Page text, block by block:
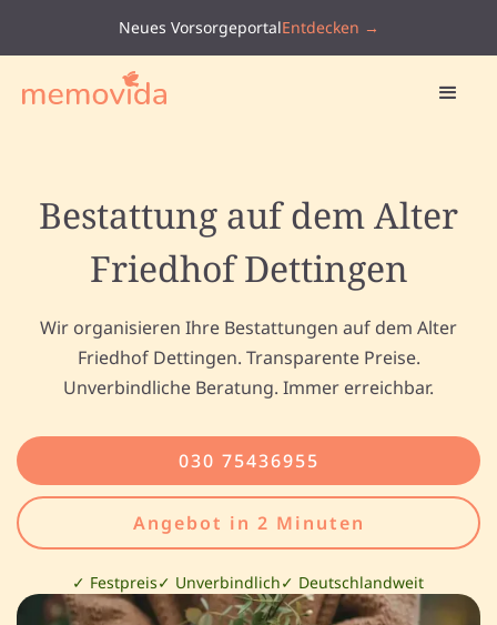
Neues VorsorgeportalEntdecken →
Bestattung auf dem Alter
Friedhof Dettingen
Wir organisieren Ihre Bestattungen auf dem Alter
Friedhof Dettingen. Transparente Preise.
Unverbindliche Beratung. Immer erreichbar.
030 75436955
Angebot in 2 Minuten
✓ Festpreis✓ Unverbindlich✓ Deutschlandweit